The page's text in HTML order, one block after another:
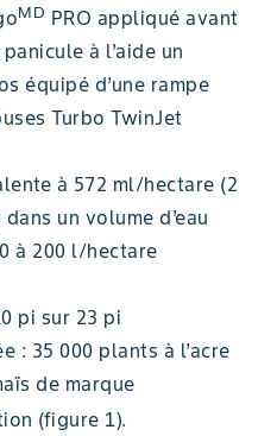
MD PRO appliqué avant
à l’aide un
équipé d’une rampe
Turbo TwinJet
à 572 ml/hectare (2
un volume d’eau
à 200 l/hectare
pi sur 23 pi
: 35 000 plants à l’acre
de marque
(figure 1).